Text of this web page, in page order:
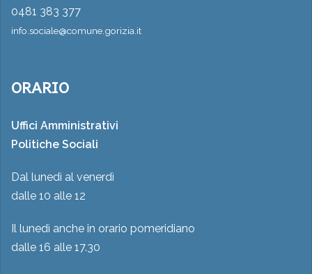
0481 383 377
info.sociale@comune.gorizia.it
ORARIO
Uffici Amministrativi
Politiche Sociali
Dal lunedì al venerdì
dalle 10 alle 12
Il lunedì anche in orario pomeridiano
dalle 16 alle 17.30